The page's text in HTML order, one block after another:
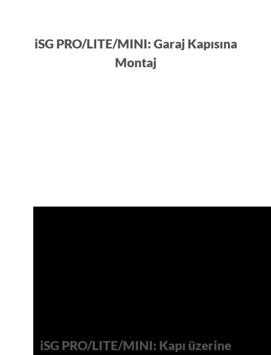
iSG PRO/LITE/MINI: Garaj Kapısına
Montaj
iSG PRO/LITE/MINI: Kapı üzerine